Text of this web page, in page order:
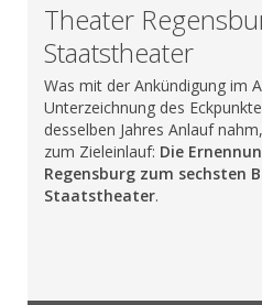
Theater
Staatstheater
Was mit der Ankündigung im
Unterzeichnung des
desselben Jahres Anlauf
zum Zieleinlauf: Die
Regensburg zum sechsten
Staatstheater.